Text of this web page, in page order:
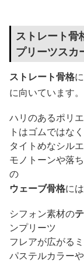
ストレート骨
プリーツスカ
ストレート骨格
に向いています。
ハリのあるポリ
トはゴムではな
タイトめなシル
モノトーンや落
の
ウェーブ骨格に
シフォン素材の
ンプリーツ
フレアが広がる
パステルカラー